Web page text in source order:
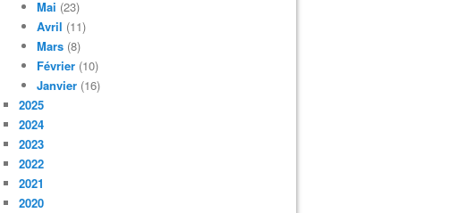
Mai (23)
Avril (11)
Mars (8)
Février (10)
Janvier (16)
2025
2024
2023
2022
2021
2020